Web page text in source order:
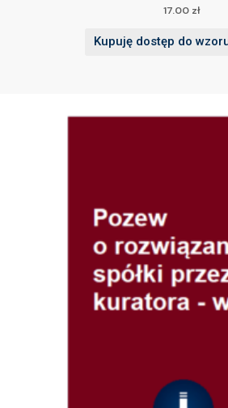
17.00 zł
Kupuję dostęp do